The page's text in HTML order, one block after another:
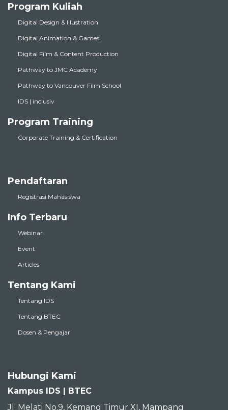
Program Kuliah
Digital Design & Illustration
Digital Animation & Games
Digital Film & Content Production
Pathway to JMC Academy
Pathway to Vancouver Film School
IDS | inclusiv
Program Training
Corporate Training & Certification
Pendaftaran
Registrasi Mahasiswa
Info Terbaru
Webinar
Event
Articles
Tentang Kami
Tentang IDS
Tentang BTEC
Dosen & Pengajar
Hubungi Kami
Kampus IDS | BTEC
Jl. Melati No.9, Kemang Timur XI, Mampang